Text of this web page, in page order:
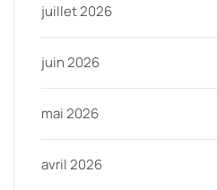
juillet 2026
juin 2026
mai 2026
avril 2026